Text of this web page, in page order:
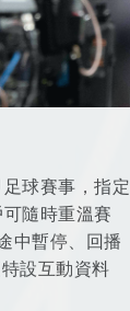
球賽事，指定
隨時重溫賽
中暫停、回播
設互動資料